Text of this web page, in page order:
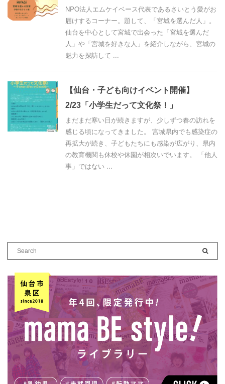
NPO法人エムケイベース代表であるさいとう愛がお
届けするコーナー。題して、「宮城を選んだ人」。
仙台を中心として宮城で出会った「宮城を選んだ
人」や「宮城を好きな人」を紹介しながら、宮城の
魅力を探訪して ...
【仙台・子ども向けイベント開催】
2/23「小学生だって文化祭！」
まだまだ寒い日が続きますが、少しずつ春の訪れを
感じる頃になってきました。 宮城県内でも感染症の
再拡大が続き、子どもたちにも感染が広がり、県内
の教育機関も休校や休園が相次いでいます。 「他人
事」ではない ...